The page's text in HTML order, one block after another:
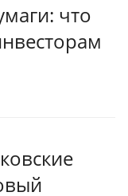
что